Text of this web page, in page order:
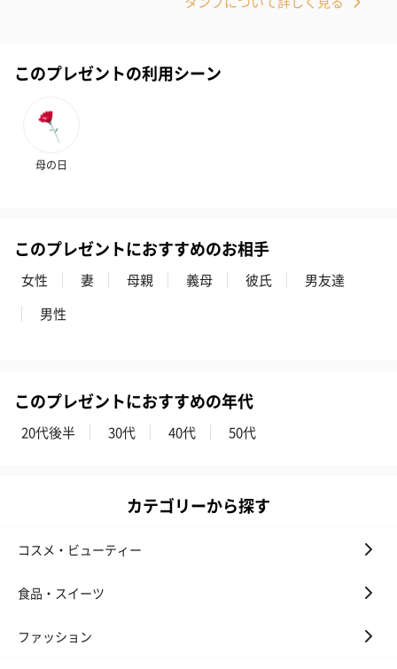
このプレゼントの利用シーン
母の日
このプレゼントにおすすめのお相手
女性 妻 母親 義母 彼氏
男友達
男性
このプレゼントにおすすめの年代
20代後半 30代 40代 50代
カテゴリーから探す
コスメ・ビューティー
食品・スイーツ
ファッション